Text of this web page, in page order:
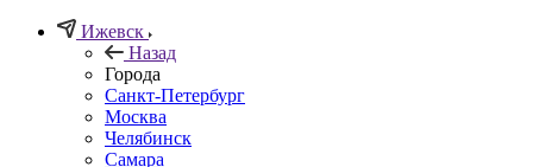
Ижевск
Назад
Города
Санкт-Петербург
Москва
Челябинск
Самара